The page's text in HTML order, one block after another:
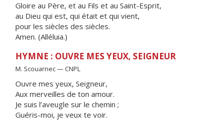
Gloire au Père, et au Fils et au Saint-Esprit,
au Dieu qui est, qui était et qui vient,
pour les siècles des siècles.
Amen. (Alléluia.)
HYMNE : OUVRE MES YEUX, SEIGNEUR
M. Scouarnec — CNPL
Ouvre mes yeux, Seigneur,
Aux merveilles de ton amour.
Je suis l’aveugle sur le chemin ;
Guéris-moi, je veux te voir.